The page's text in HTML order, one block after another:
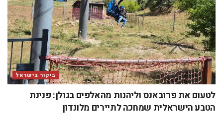
ביקור בישראל
לטעום את פרובאנס וליהנות מהאלפים בגולן: פנינת
הטבע הישראלית שמחכה לתיירים מלונדון